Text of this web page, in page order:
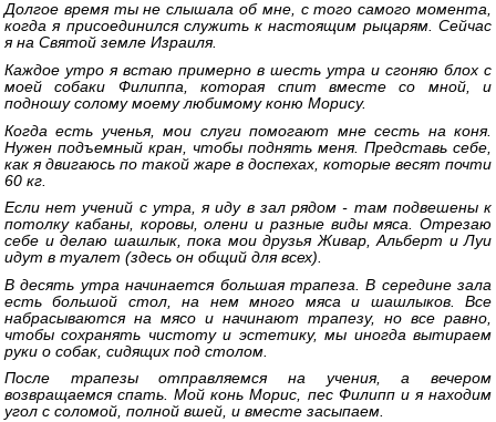
Долгое время ты не слышала об мне, с того самого момента,
когда я присоединился служить к настоящим рыцарям. Сейчас
я на Святой земле Израиля.
Каждое утро я встаю примерно в шесть утра и сгоняю блох с
моей собаки Филиппа, которая спит вместе со мной, и
подношу солому моему любимому коню Морису.
Когда есть ученья, мои слуги помогают мне сесть на коня.
Нужен подъемный кран, чтобы поднять меня. Представь себе,
как я двигаюсь по такой жаре в доспехах, которые весят почти
60 кг.
Если нет учений с утра, я иду в зал рядом - там подвешены к
потолку кабаны, коровы, олени и разные виды мяса. Отрезаю
себе и делаю шашлык, пока мои друзья Живар, Альберт и Луи
идут в туалет (здесь он общий для всех).
В десять утра начинается большая трапеза. В середине зала
есть большой стол, на нем много мяса и шашлыков. Все
набрасываются на мясо и начинают трапезу, но все равно,
чтобы сохранять чистоту и эстетику, мы иногда вытираем
руки о собак, сидящих под столом.
После трапезы отправляемся на учения, а вечером
возвращаемся спать. Мой конь Морис, пес Филипп и я находим
угол с соломой, полной вшей, и вместе засыпаем.